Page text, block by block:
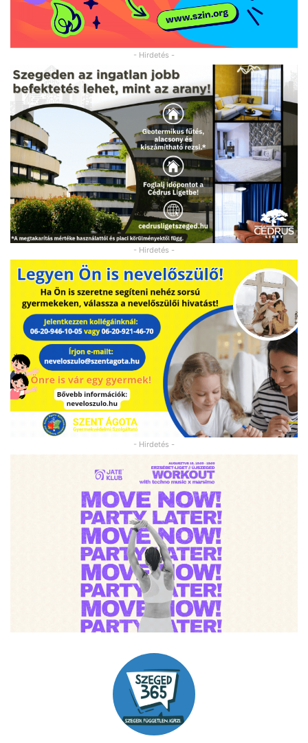
- Hirdetés -
- Hirdetés -
- Hirdetés -